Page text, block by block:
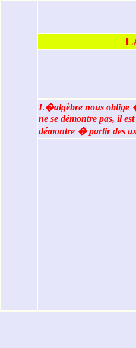
L�algèbre nous oblige
ne se démontre pas, il
démontre � partir des